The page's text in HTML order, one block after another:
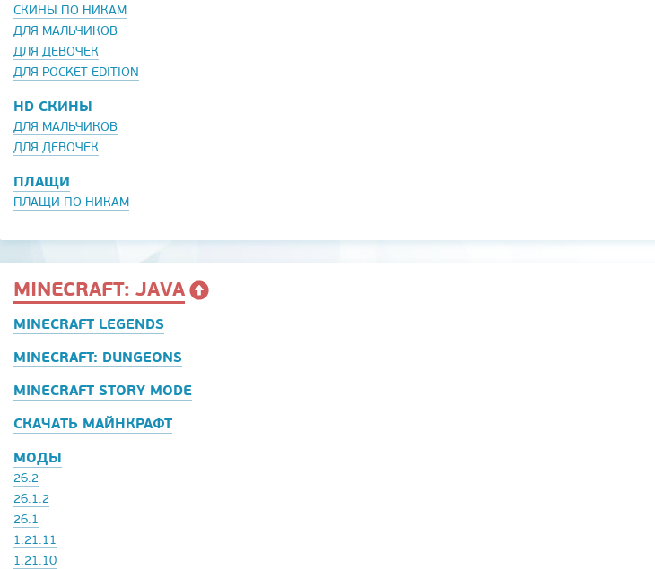
СКИНЫ ПО НИКАМ
ДЛЯ МАЛЬЧИКОВ
ДЛЯ ДЕВОЧЕК
ДЛЯ POCKET EDITION
HD СКИНЫ
ДЛЯ МАЛЬЧИКОВ
ДЛЯ ДЕВОЧЕК
ПЛАЩИ
ПЛАЩИ ПО НИКАМ
MINECRAFT: JAVA
MINECRAFT LEGENDS
MINECRAFT: DUNGEONS
MINECRAFT STORY MODE
СКАЧАТЬ МАЙНКРАФТ
МОДЫ
26.2
26.1.2
26.1
1.21.11
1.21.10